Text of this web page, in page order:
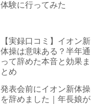
体験に行ってみた
【実録口コミ】イオン新
体操は意味ある？半年通
って辞めた本音と効果ま
とめ
発表会前にイオン新体操
を辞めました｜年長娘が